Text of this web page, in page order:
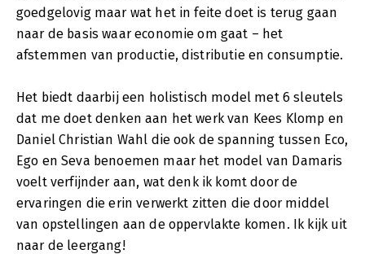
goedgelovig maar wat het in feite doet is terug gaan
naar de basis waar economie om gaat – het
afstemmen van productie, distributie en consumptie.
Het biedt daarbij een holistisch model met 6 sleutels
dat me doet denken aan het werk van Kees Klomp en
Daniel Christian Wahl die ook de spanning tussen Eco,
Ego en Seva benoemen maar het model van Damaris
voelt verfijnder aan, wat denk ik komt door de
ervaringen die erin verwerkt zitten die door middel
van opstellingen aan de oppervlakte komen. Ik kijk uit
naar de leergang!